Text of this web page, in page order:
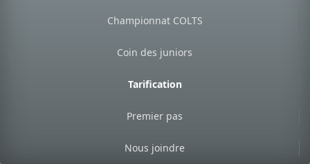
Championnat COLTS
Coin des juniors
Tarification
Premier pas
Nous joindre